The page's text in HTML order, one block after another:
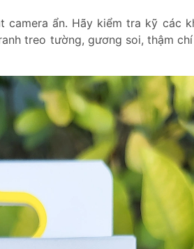
ẩn. Hãy kiểm tra kỹ các
treo tường, gương soi, thậm